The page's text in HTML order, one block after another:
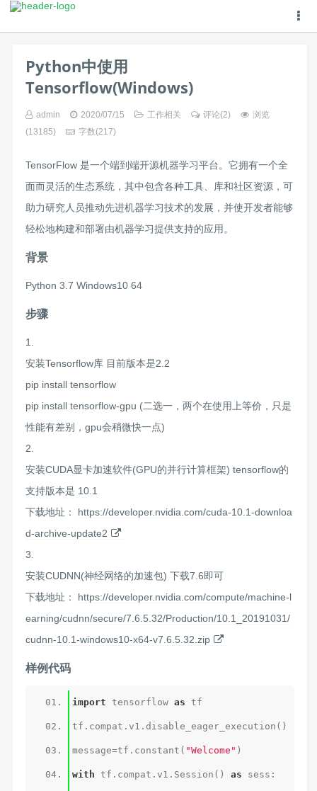
Python中使用
Tensorflow(Windows)
admin 2020/07/15 工作相关 评论(2)
浏览
(13185)
字数(217)
TensorFlow 是一个端到端开源机器学习平台。它拥有一个全
面而灵活的生态系统，其中包含各种工具、库和社区资源，可
助力研究人员推动先进机器学习技术的发展，并使开发者能够
轻松地构建和部署由机器学习提供支持的应用。
背景
Python 3.7 Windows10 64
步骤
安装Tensorflow库 目前版本是2.2
pip install tensorflow
pip install tensorflow-gpu (二选一，两个在使用上等价，只是
性能有差别，gpu会稍微快一点)
安装CUDA显卡加速软件(GPU的并行计算框架) tensorflow的
支持版本是 10.1
下载地址： https://developer.nvidia.com/cuda-10.1-downloa
d-archive-update2
安装CUDNN(神经网络的加速包) 下载7.6即可
下载地址： https://developer.nvidia.com/compute/machine-l
earning/cudnn/secure/7.6.5.32/Production/10.1_20191031/
cudnn-10.1-windows10-x64-v7.6.5.32.zip
样例代码
import tensorflow as
message=tf.constant( "Welcome"
with tf.compat.v1.Session() as